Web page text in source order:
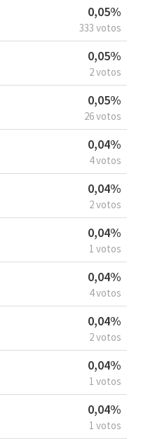
0,05%
333 votos
0,05%
2 votos
0,05%
26 votos
0,04%
4 votos
0,04%
2 votos
0,04%
1 votos
0,04%
4 votos
0,04%
2 votos
0,04%
1 votos
0,04%
1 votos